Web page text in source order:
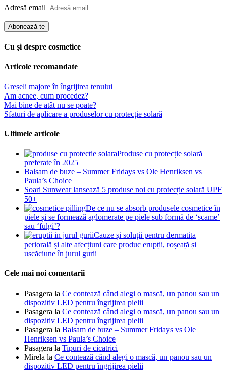
Adresă email
Abonează-te
Cu şi despre cosmetice
Articole recomandate
Greșeli majore în îngrijirea tenului
Am acnee, cum procedez?
Mai bine de atât nu se poate?
Sfaturi de aplicare a produselor cu protecție solară
Ultimele articole
Produse cu protecție solară
preferate în 2025
Balsam de buze – Summer Fridays vs Ole Henriksen vs
Paula’s Choice
Soari Sunwear lansează 5 produse noi cu protecție solară UPF
50+
De ce nu se absorb produsele cosmetice în
piele și se formează aglomerate pe piele sub formă de ‘scame’
sau ‘fulgi’?
Cauze și soluții pentru dermatita
periorală și alte afecțiuni care produc erupții, roșeață și
uscăciune în jurul gurii
Cele mai noi comentarii
Pasagera la Ce contează când alegi o mască, un panou sau un
dispozitiv LED pentru îngrijirea pielii
Pasagera la Ce contează când alegi o mască, un panou sau un
dispozitiv LED pentru îngrijirea pielii
Pasagera la Balsam de buze – Summer Fridays vs Ole
Henriksen vs Paula’s Choice
Pasagera la Tipuri de cicatrici
Mirela la Ce contează când alegi o mască, un panou sau un
dispozitiv LED pentru îngrijirea pielii